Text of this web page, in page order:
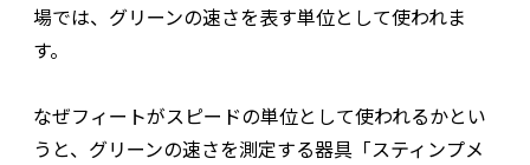
場では、グリーンの速さを表す単位として使われま
す。
なぜフィートがスピードの単位として使われるかとい
うと、グリーンの速さを測定する器具「スティンプメ